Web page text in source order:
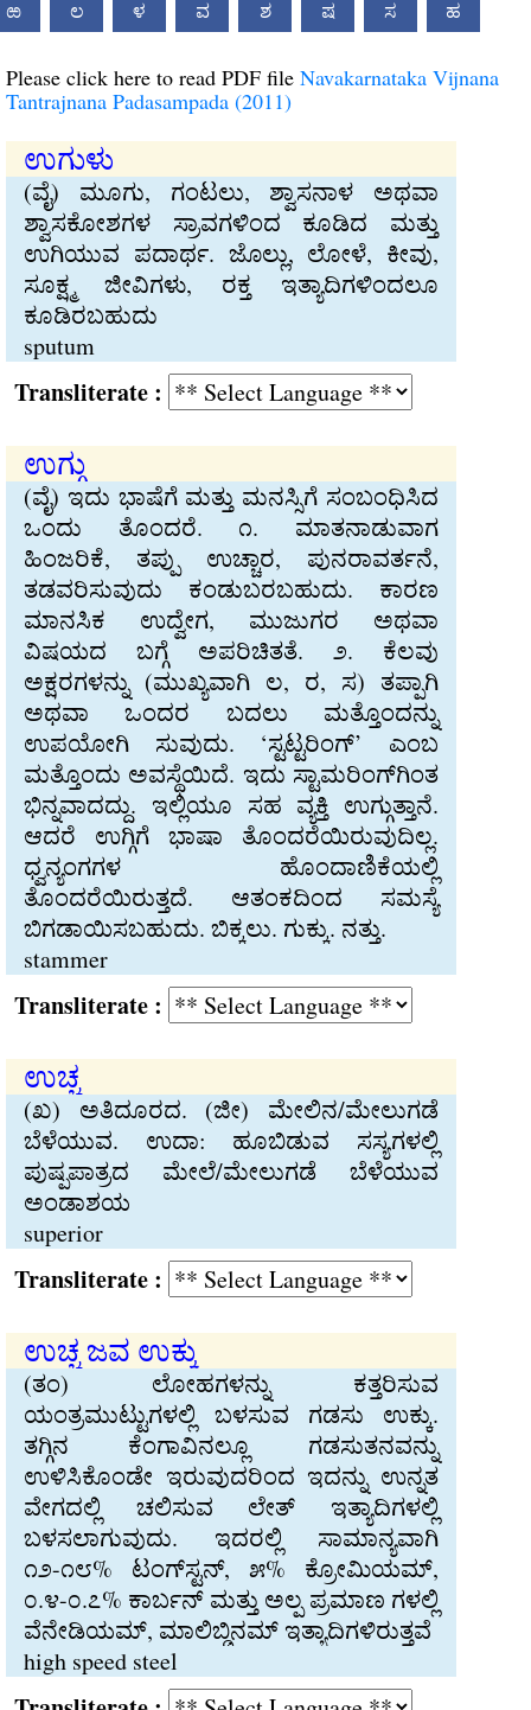
ಱ ಲ ಳ ವ ಶ ಷ ಸ ಹ
Please click here to read PDF file Navakarnataka Vijnana
Tantrajnana Padasampada (2011)
ಉಗುಳು
(ವೈ) ಮೂಗು, ಗಂಟಲು, ಶ್ವಾಸನಾಳ ಅಥವಾ
ಶ್ವಾಸಕೋಶಗಳ ಸ್ರಾವಗಳಿಂದ ಕೂಡಿದ ಮತ್ತು
ಉಗಿಯುವ ಪದಾರ್ಥ. ಜೊಲ್ಲು, ಲೋಳೆ, ಕೀವು,
ಸೂಕ್ಷ್ಮ ಜೀವಿಗಳು, ರಕ್ತ ಇತ್ಯಾದಿಗಳಿಂದಲೂ
ಕೂಡಿರಬಹುದು
sputum
:
ಉಗ್ಗು
(ವೈ) ಇದು ಭಾಷೆಗೆ ಮತ್ತು ಮನಸ್ಸಿಗೆ ಸಂಬಂಧಿಸಿದ
ಒಂದು ತೊಂದರೆ. ೧. ಮಾತನಾಡುವಾಗ
ಹಿಂಜರಿಕೆ, ತಪ್ಪು ಉಚ್ಚಾರ, ಪುನರಾವರ್ತನೆ,
ತಡವರಿಸುವುದು ಕಂಡುಬರಬಹುದು. ಕಾರಣ
ಮಾನಸಿಕ ಉದ್ವೇಗ, ಮುಜುಗರ ಅಥವಾ
ವಿಷಯದ ಬಗ್ಗೆ ಅಪರಿಚಿತತೆ. ೨. ಕೆಲವು
ಅಕ್ಷರಗಳನ್ನು (ಮುಖ್ಯವಾಗಿ ಲ, ರ, ಸ) ತಪ್ಪಾಗಿ
ಅಥವಾ ಒಂದರ ಬದಲು ಮತ್ತೊಂದನ್ನು
ಉಪಯೋಗಿ ಸುವುದು. ‘ಸ್ಟಟ್ಟರಿಂಗ್’ ಎಂಬ
ಮತ್ತೊಂದು ಅವಸ್ಥೆಯಿದೆ. ಇದು ಸ್ಟಾಮರಿಂಗ್‌ಗಿಂತ
ಭಿನ್ನವಾದದ್ದು. ಇಲ್ಲಿಯೂ ಸಹ ವ್ಯಕ್ತಿ ಉಗ್ಗುತ್ತಾನೆ.
ಆದರೆ ಉಗ್ಗಿಗೆ ಭಾಷಾ ತೊಂದರೆಯಿರುವುದಿಲ್ಲ.
ಧ್ವನ್ಯಂಗಗಳ ಹೊಂದಾಣಿಕೆಯಲ್ಲಿ
ತೊಂದರೆಯಿರುತ್ತದೆ. ಆತಂಕದಿಂದ ಸಮಸ್ಯೆ
ಬಿಗಡಾಯಿಸಬಹುದು. ಬಿಕ್ಕಲು. ಗುಕ್ಕು. ನತ್ತು.
stammer
:
ಉಚ್ಚ
(ಖ) ಅತಿದೂರದ. (ಜೀ) ಮೇಲಿನ/ಮೇಲುಗಡೆ
ಬೆಳೆಯುವ. ಉದಾ: ಹೂಬಿಡುವ ಸಸ್ಯಗಳಲ್ಲಿ
ಪುಷ್ಪಪಾತ್ರದ ಮೇಲೆ/ಮೇಲುಗಡೆ ಬೆಳೆಯುವ
ಅಂಡಾಶಯ
superior
:
ಉಚ್ಚ ಜವ ಉಕ್ಕು
(ತಂ) ಲೋಹಗಳನ್ನು ಕತ್ತರಿಸುವ
ಯಂತ್ರಮುಟ್ಟುಗಳಲ್ಲಿ ಬಳಸುವ ಗಡಸು ಉಕ್ಕು.
ತಗ್ಗಿನ ಕೆಂಗಾವಿನಲ್ಲೂ ಗಡಸುತನವನ್ನು
ಉಳಿಸಿಕೊಂಡೇ ಇರುವುದರಿಂದ ಇದನ್ನು ಉನ್ನತ
ವೇಗದಲ್ಲಿ ಚಲಿಸುವ ಲೇತ್ ಇತ್ಯಾದಿಗಳಲ್ಲಿ
ಬಳಸಲಾಗುವುದು. ಇದರಲ್ಲಿ ಸಾಮಾನ್ಯವಾಗಿ
೧೨-೧೮% ಟಂಗ್‌ಸ್ಟನ್, ೫% ಕ್ರೋಮಿಯಮ್,
೦.೪-೦.೭% ಕಾರ್ಬನ್ ಮತ್ತು ಅಲ್ಪ ಪ್ರಮಾಣ ಗಳಲ್ಲಿ
ವೆನೇಡಿಯಮ್, ಮಾಲಿಬ್ಡಿನಮ್ ಇತ್ಯಾದಿಗಳಿರುತ್ತವೆ
high speed steel